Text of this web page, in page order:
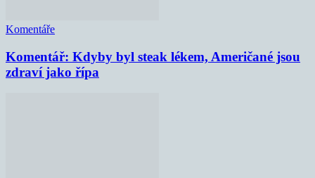
Komentáře
Komentář: Kdyby byl steak lékem, Američané jsou
zdraví jako řípa